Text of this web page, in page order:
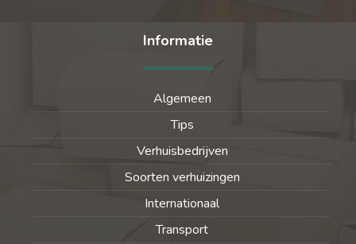
Informatie
Algemeen
Tips
Verhuisbedrijven
Soorten verhuizingen
Internationaal
Transport